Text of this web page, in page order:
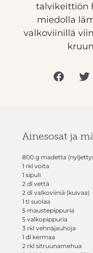
talvikeittiön
miedolla
valkoviinillä
Ainesosat ja
800 g madetta
1 rkl voita
1 sipuli
2 dl vettä
2 dl valkoviiniä (kuivaa)
1 tl suolaa
5 maustepippuria
5 valkopippuria
3 rkl vehnäjauhoja
1 dl kermaa
2 rkl sitruunamehua